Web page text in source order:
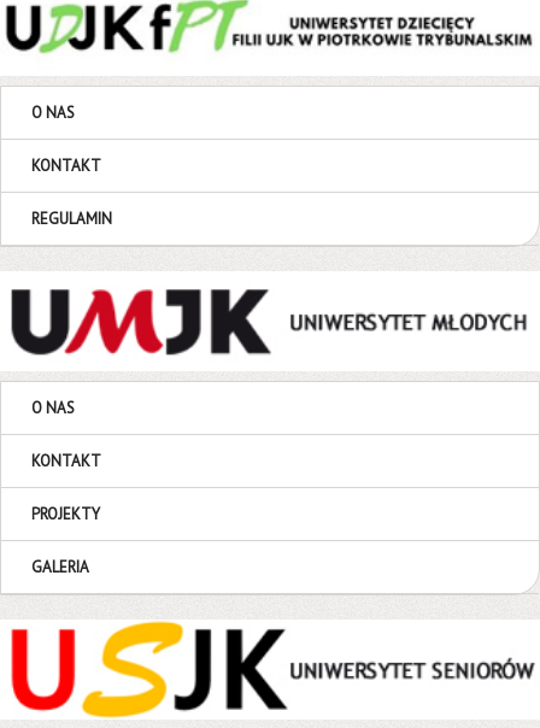
O NAS
KONTAKT
REGULAMIN
O NAS
KONTAKT
PROJEKTY
GALERIA